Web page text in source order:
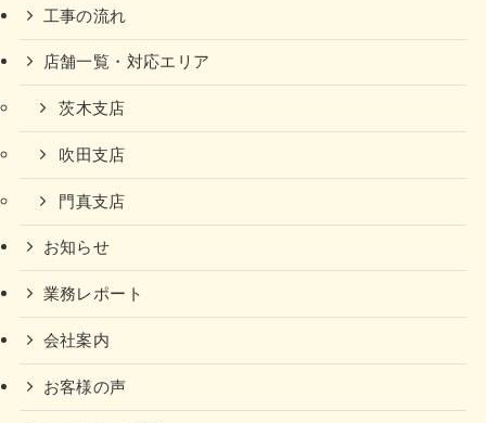
工事の流れ
店舗一覧・対応エリア
茨木支店
吹田支店
門真支店
お知らせ
業務レポート
会社案内
お客様の声